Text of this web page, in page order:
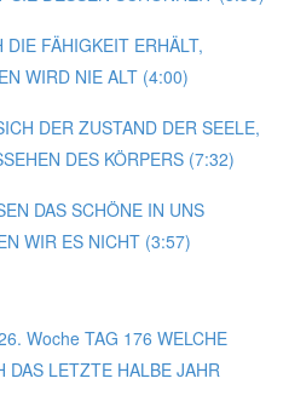
FÄHIGKEIT ERHÄLT,
WIRD NIE ALT (4:00)
DER ZUSTAND DER SEELE,
DES KÖRPERS (7:32)
DAS SCHÖNE IN UNS
WIR ES NICHT (3:57)
Woche TAG 176 WELCHE
DAS LETZTE HALBE JAHR